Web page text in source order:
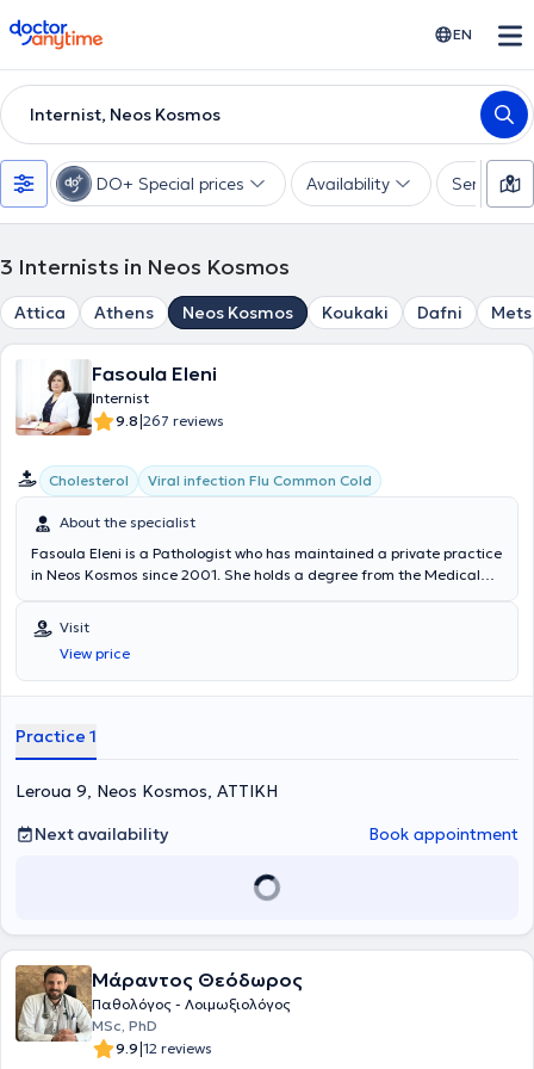
doctoranytime EN
Internist, Neos Kosmos
DO+ Special prices Availability Services
3 Internists in Neos Kosmos
Attica Athens Neos Kosmos Koukaki Dafni Mets
Fasoula Eleni
Internist
9.8|267 reviews
Cholesterol Viral infection Flu Common Cold
About the specialist
Fasoula Eleni is a Pathologist who has maintained a private practice
in Neos Kosmos since 2001. She holds a degree from the Medical
specialized in Pathology at the 401 General Military Hospital of
Athens. She served as a Family Physician at IKA Neos Kosmos for 11
years and was a collaborating physician in hematology at the
Melissia General Hospital "Amalia Fleming." Her private practice
Visit
View price
Practice 1
Leroua 9, Neos Kosmos, ΑΤΤΙΚΗ
Next availability
Book appointment
Μάραντος Θεόδωρος
Παθολόγος - Λοιμωξιολόγος
MSc, PhD
9.9|12 reviews